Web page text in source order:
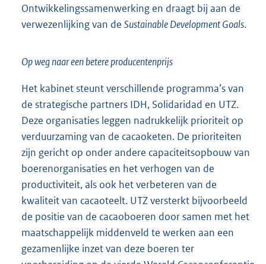
Ontwikkelingssamenwerking en draagt bij aan de
verwezenlijking van de Sustainable Development Goals.
Op weg naar een betere producentenprijs
Het kabinet steunt verschillende programma’s van
de strategische partners IDH, Solidaridad en UTZ.
Deze organisaties leggen nadrukkelijk prioriteit op
verduurzaming van de cacaoketen. De prioriteiten
zijn gericht op onder andere capaciteitsopbouw van
boerenorganisaties en het verhogen van de
productiviteit, als ook het verbeteren van de
kwaliteit van cacaoteelt. UTZ versterkt bijvoorbeeld
de positie van de cacaoboeren door samen met het
maatschappelijk middenveld te werken aan een
gezamenlijke inzet van deze boeren ter